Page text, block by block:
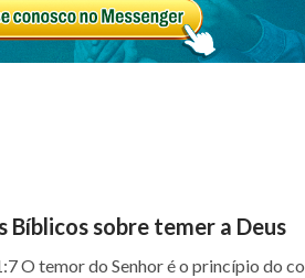
Bíblicos sobre temer a Deus
O temor do Senhor é o princípio do